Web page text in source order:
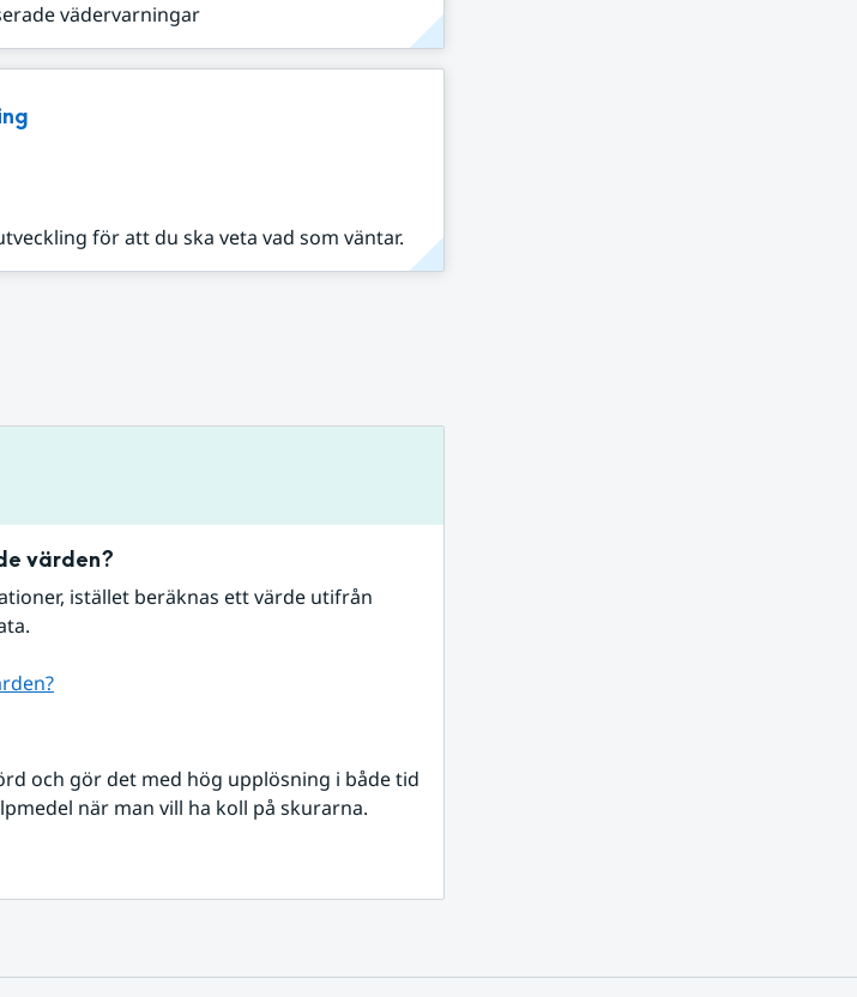
vädervarningar
för att du ska veta vad som väntar.
värden?
istället beräknas ett värde utifrån
och gör det med hög upplösning i både tid
när man vill ha koll på skurarna.